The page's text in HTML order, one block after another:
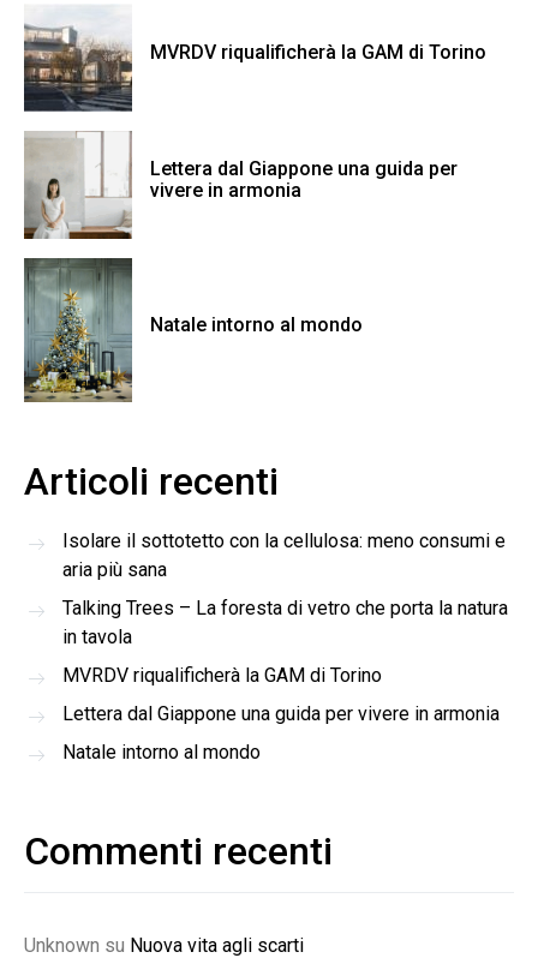
MVRDV riqualificherà la GAM di Torino
Lettera dal Giappone una guida per
vivere in armonia
Natale intorno al mondo
Articoli recenti
Isolare il sottotetto con la cellulosa: meno consumi e
aria più sana
Talking Trees – La foresta di vetro che porta la natura
in tavola
MVRDV riqualificherà la GAM di Torino
Lettera dal Giappone una guida per vivere in armonia
Natale intorno al mondo
Commenti recenti
Unknown su Nuova vita agli scarti